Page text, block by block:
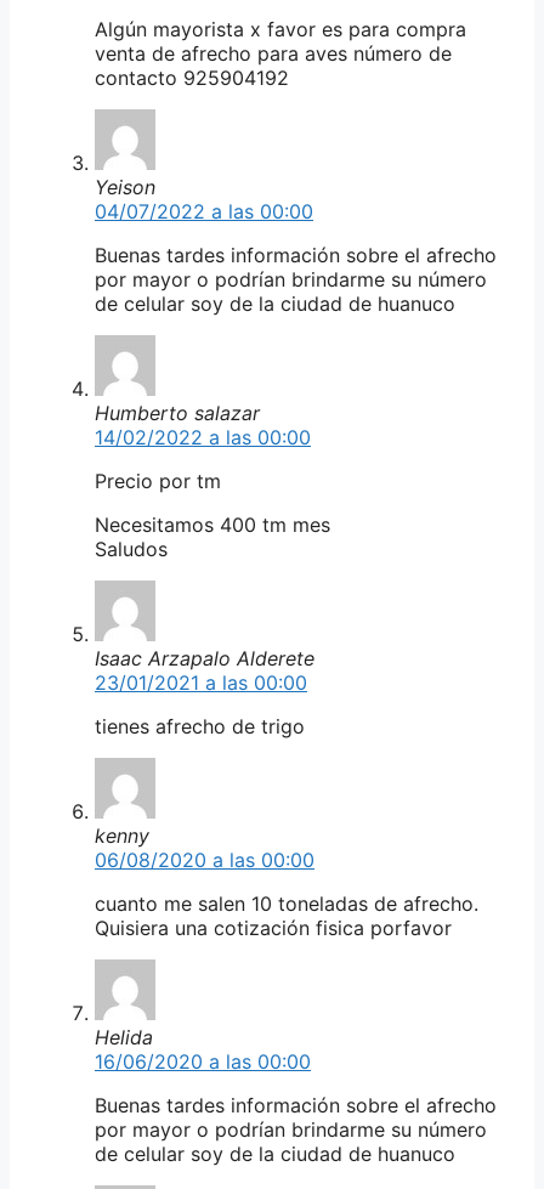
Algún mayorista x favor es para compra
venta de afrecho para aves número de
contacto 925904192
Yeison
04/07/2022 a las 00:00
Buenas tardes información sobre el afrecho
por mayor o podrían brindarme su número
de celular soy de la ciudad de huanuco
Humberto salazar
14/02/2022 a las 00:00
Precio por tm
Necesitamos 400 tm mes
Saludos
Isaac Arzapalo Alderete
23/01/2021 a las 00:00
tienes afrecho de trigo
kenny
06/08/2020 a las 00:00
cuanto me salen 10 toneladas de afrecho.
Quisiera una cotización fisica porfavor
Helida
16/06/2020 a las 00:00
Buenas tardes información sobre el afrecho
por mayor o podrían brindarme su número
de celular soy de la ciudad de huanuco